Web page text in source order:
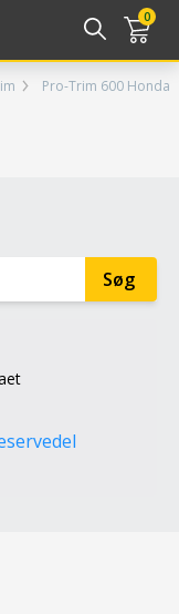
0
Pro-Trim 600 Honda